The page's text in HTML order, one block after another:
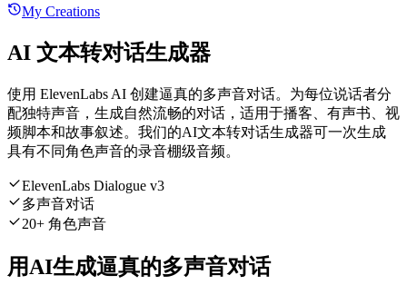
My Creations
AI 文本转对话生成器
使用 ElevenLabs AI 创建逼真的多声音对话。为每位说话者分
配独特声音，生成自然流畅的对话，适用于播客、有声书、视
频脚本和故事叙述。我们的AI文本转对话生成器可一次生成
具有不同角色声音的录音棚级音频。
ElevenLabs Dialogue v3
多声音对话
20+ 角色声音
用AI生成逼真的多声音对话